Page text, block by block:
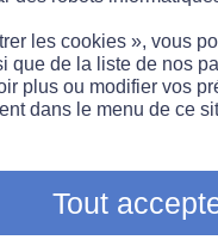
les cookies », vous
que de la liste de nos
plus ou modifier vos
dans le menu de ce
Tout